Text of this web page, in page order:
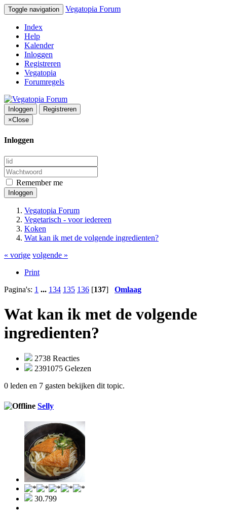
Toggle navigation Vegatopia Forum
Index
Help
Kalender
Inloggen
Registreren
Vegatopia
Forumregels
Inloggen
Registreren
×Close
Inloggen
Remember me
Inloggen
Vegatopia Forum
Vegetarisch - voor iedereen
Koken
Wat kan ik met de volgende ingredienten?
« vorige volgende »
Print
Pagina's: 1 ... 134 135 136 [137] Omlaag
Wat kan ik met de volgende
ingredienten?
2738 Reacties
2391075 Gelezen
0 leden en 7 gasten bekijken dit topic.
Selly
30.799